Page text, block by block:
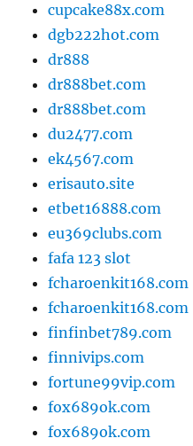
cupcake88x.com
dgb222hot.com
dr888
dr888bet.com
dr888bet.com
du2477.com
ek4567.com
erisauto.site
etbet16888.com
eu369clubs.com
fafa 123 slot
fcharoenkit168.com
fcharoenkit168.com
finfinbet789.com
finnivips.com
fortune99vip.com
fox689ok.com
fox689ok.com